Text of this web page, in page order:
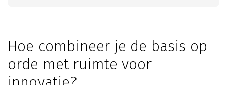
Hoe combineer je de basis op
orde met ruimte voor